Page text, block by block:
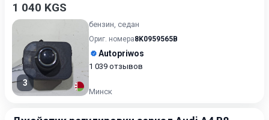
1 040 KGS
3
бензин, седан
Ориг. номера8K0959565B
Autopriwos
1 039 отзывов
Минск